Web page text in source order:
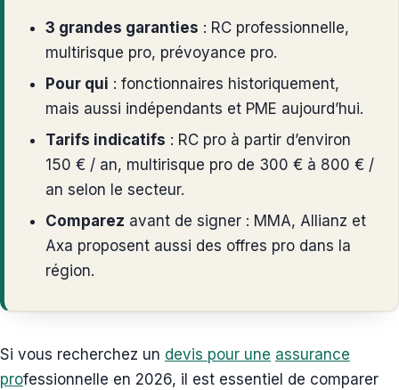
3 grandes garanties : RC professionnelle,
multirisque pro, prévoyance pro.
Pour qui : fonctionnaires historiquement,
mais aussi indépendants et PME aujourd’hui.
Tarifs indicatifs : RC pro à partir d’environ
150 € / an, multirisque pro de 300 € à 800 € /
an selon le secteur.
Comparez avant de signer : MMA, Allianz et
Axa proposent aussi des offres pro dans la
région.
Si vous recherchez un devis pour une assurance
professionnelle en 2026, il est essentiel de comparer